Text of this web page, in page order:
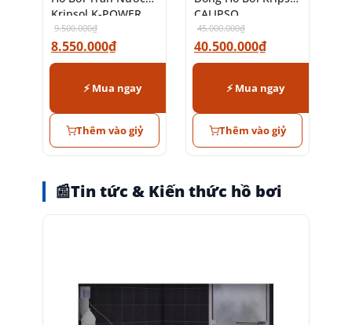
Kripsol K-POWER
9.500.000₫
8.550.000₫
⚡ Mua ngay
Thêm vào giỷ
CALIPSO
45.000.000₫
40.500.000₫
⚡ Mua ngay
Thêm vào giỷ
📰Tin tức & Kiến thức hồ bơi